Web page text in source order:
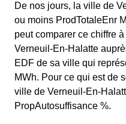
De nos jours, la ville de
ou moins ProdTotaleEnr
peut comparer ce chiffre
Verneuil-En-Halatte
EDF de sa ville qui
MWh. Pour ce qui est de
ville de Verneuil-En-
PropAutosuffisance %.